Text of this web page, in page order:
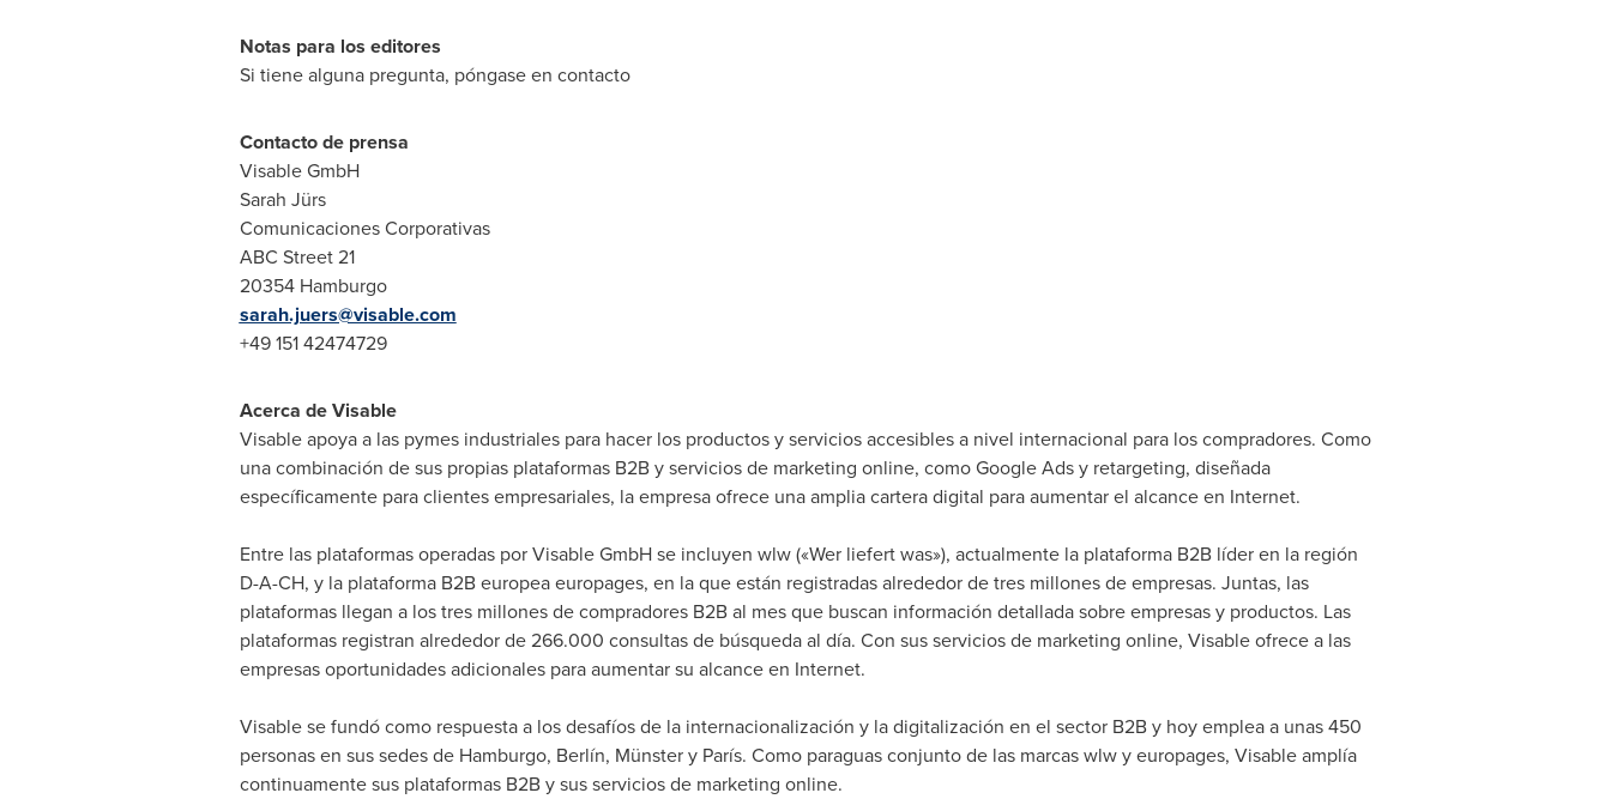
Notas para los editores
Si tiene alguna pregunta, póngase en contacto
Contacto de prensa
Visable GmbH
Sarah Jürs
Comunicaciones Corporativas
ABC Street 21
20354 Hamburgo
sarah.juers@visable.com
+49 151 42474729
Acerca de Visable
Visable apoya a las pymes industriales para hacer los productos y servicios accesibles a nivel internacional para los compradores. Como
una combinación de sus propias plataformas B2B y servicios de marketing online, como Google Ads y retargeting, diseñada
específicamente para clientes empresariales, la empresa ofrece una amplia cartera digital para aumentar el alcance en Internet.
Entre las plataformas operadas por Visable GmbH se incluyen wlw («Wer liefert was»), actualmente la plataforma B2B líder en la región
D-A-CH, y la plataforma B2B europea europages, en la que están registradas alrededor de tres millones de empresas. Juntas, las
plataformas llegan a los tres millones de compradores B2B al mes que buscan información detallada sobre empresas y productos. Las
plataformas registran alrededor de 266.000 consultas de búsqueda al día. Con sus servicios de marketing online, Visable ofrece a las
empresas oportunidades adicionales para aumentar su alcance en Internet.
Visable se fundó como respuesta a los desafíos de la internacionalización y la digitalización en el sector B2B y hoy emplea a unas 450
personas en sus sedes de Hamburgo, Berlín, Münster y París. Como paraguas conjunto de las marcas wlw y europages, Visable amplía
continuamente sus plataformas B2B y sus servicios de marketing online.